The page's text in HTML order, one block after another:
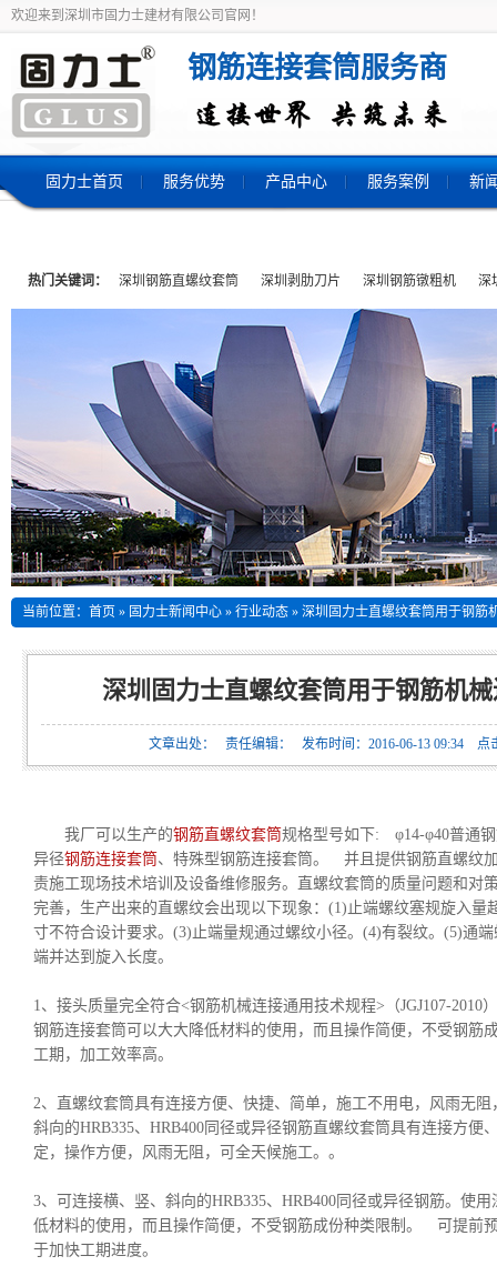
欢迎来到深圳市固力士建材有限公司官网！
钢筋连接套筒服务商
固力士首页 服务优势 产品中心 服务案例 新
热门关键词： 深圳钢筋直螺纹套筒 深圳剥肋刀片 深圳钢筋镦粗机 深
当前位置： 首页 » 固力士新闻中心 » 行业动态 » 深圳固力士直螺纹套筒用于钢筋
深圳固力士直螺纹套筒用于钢筋机
文章出处： 责任编辑： 发布时间：2016-06-13 09:34 点
我厂可以生产的钢筋直螺纹套筒规格型号如下: φ14-φ40普通
异径钢筋连接套筒、特殊型钢筋连接套筒。 并且提供钢筋直螺纹
责施工现场技术培训及设备维修服务。直螺纹套筒的质量问题和对
完善，生产出来的直螺纹会出现以下现象：(1)止端螺纹塞规旋入量
寸不符合设计要求。(3)止端量规通过螺纹小径。(4)有裂纹。(5)通
端并达到旋入长度。
1、接头质量完全符合<钢筋机械连接通用技术规程>（JGJ107-2010
钢筋连接套筒可以大大降低材料的使用，而且操作简便，不受钢
工期，加工效率高。
2、直螺纹套筒具有连接方便、快捷、简单，施工不用电，风雨无
斜向的HRB335、HRB400同径或异径钢筋直螺纹套筒具有连接方便
定，操作方便，风雨无阻，可全天候施工。。
3、可连接横、竖、斜向的HRB335、HRB400同径或异径钢筋。使
低材料的使用，而且操作简便，不受钢筋成份种类限制。 可提前
于加快工期进度。